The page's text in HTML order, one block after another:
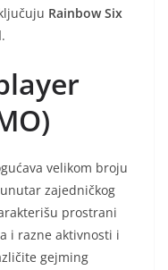
Rainbow Six
.
velikom broju
zajedničkog
prostrani
i razne aktivnosti i
gejming